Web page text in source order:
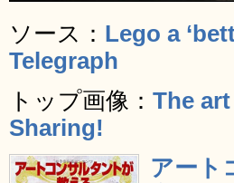
ソース： Lego a
Telegraph
トップ画像： The
Sharing!
アート